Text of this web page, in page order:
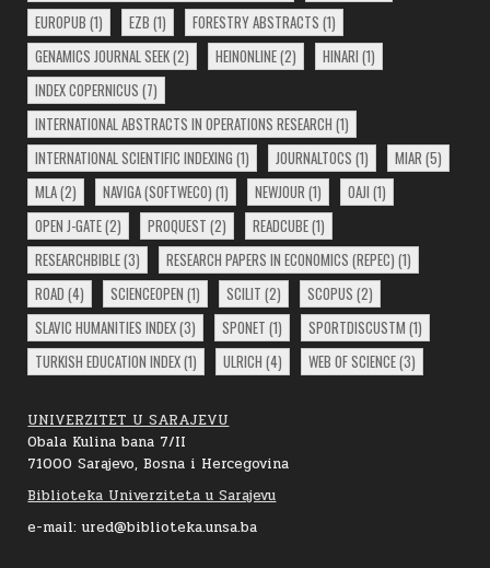
EUROPUB (1) EZB (1) FORESTRY ABSTRACTS (1)
GENAMICS JOURNAL SEEK(2) HEINONLINE(2) HINARI (1)
INDEX COPERNICUS (7)
INTERNATIONAL ABSTRACTS IN OPERATIONS RESEARCH (1)
INTERNATIONAL SCIENTIFIC INDEXING (1) JOURNALTOCS (1) MIAR (5)
MLA(2) NAVIGA (SOFTWECO) (1) NEWJOUR (1) OAJI (1)
OPEN J-GATE(2) PROQUEST (2) READCUBE(1)
RESEARCHBIBLE(3) RESEARCH PAPERS IN ECONOMICS (REPEC) (1)
ROAD (4) SCIENCEOPEN (1) SCILIT (2) SCOPUS (2)
SLAVIC HUMANITIES INDEX(3) SPONET (1) SPORTDISCUSTM (1)
TURKISH EDUCATION INDEX(1) ULRICH (4) WEB OF SCIENCE(3)
UNIVERZITET U SARAJEVU
Obala Kulina bana 7/II
71000 Sarajevo, Bosna i Hercegovina
Biblioteka Univerziteta u Sarajevu
e-mail: ured@biblioteka.unsa.ba